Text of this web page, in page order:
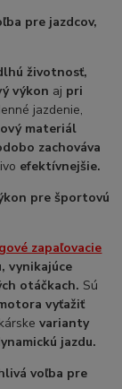
pre jazdcov,
životnosť,
výkon aj pri
jazdenie,
materiál
zachováva
efektívnejšie.
pre športovú
zapaľovacie
vynikajúce
otáčkach. Sú
vyťažiť
varianty
jazdu.
voľba pre